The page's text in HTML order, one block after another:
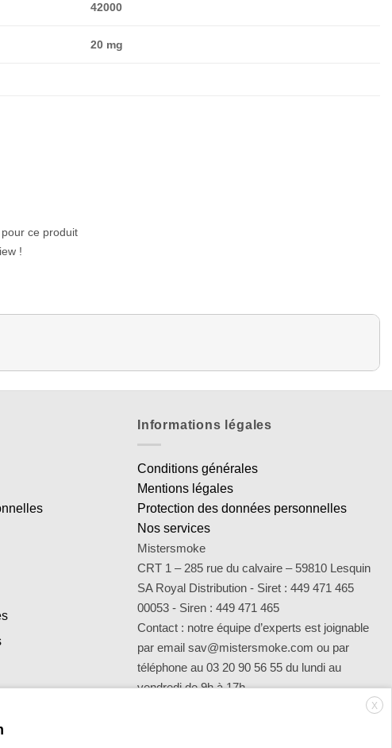
42000
20 mg
ce produit
!
Informations légales
Conditions générales
Mentions légales
Protection des données personnelles
Nos services
Mistersmoke
CRT 1 – 285 rue du calvaire – 59810 Lesquin
SA Royal Distribution - Siret : 449 471 465
00053 - Siren : 449 471 465
Contact : notre équipe d’experts est joignable
par email sav@mistersmoke.com ou par
téléphone au 03 20 90 56 55 du lundi au
vendredi de 9h à 17h.
X